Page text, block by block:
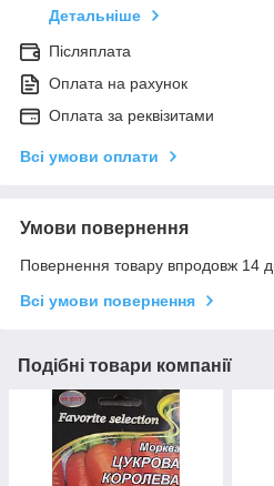
Детальніше
Післяплата
Оплата на рахунок
Оплата за реквізитами
Всі умови оплати
Умови повернення
Повернення товару впродовж 14
Всі умови повернення
Подібні товари компанії